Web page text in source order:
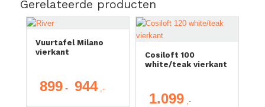
Gerelateerde producten
Vuurtafel Milano
vierkant
899 - 944Prijsklasse:
Cosiloft 100
white/teak vierkant
1.099